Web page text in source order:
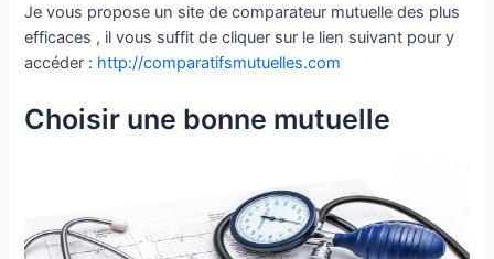
Je vous propose un site de comparateur mutuelle des plus
efficaces , il vous suffit de cliquer sur le lien suivant pour y
accéder : http://comparatifsmutuelles.com
Choisir une bonne mutuelle